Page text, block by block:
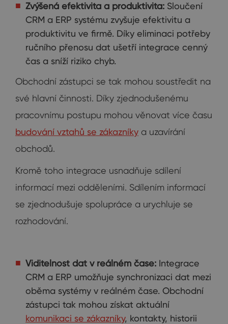
Zvýšená efektivita a produktivita: Sloučení
CRM a ERP systému zvyšuje efektivitu a
produktivitu ve firmě. Díky eliminaci potřeby
ručního přenosu dat ušetří integrace cenný
čas a sníží riziko chyb.
Obchodní zástupci se tak mohou soustředit na
své hlavní činnosti. Díky zjednodušenému
pracovnímu postupu mohou věnovat více času
budování vztahů se zákazníky a uzavírání
obchodů.
Kromě toho integrace usnadňuje sdílení
informací mezi odděleními. Sdílením informací
se zjednodušuje spolupráce a urychluje se
rozhodování.
Viditelnost dat v reálném čase: Integrace
CRM a ERP umožňuje synchronizaci dat mezi
oběma systémy v reálném čase. Obchodní
zástupci tak mohou získat aktuální
komunikaci se zákazníky, kontakty, historii